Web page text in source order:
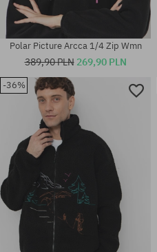
Dostępne rozmiary:
XS; S; M
Polar Picture Arcca 1/4 Zip Wmn
389,90 PLN 269,90 PLN
-36%